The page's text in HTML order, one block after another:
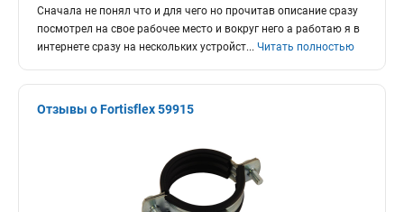
Сначала не понял что и для чего но прочитав описание сразу
посмотрел на свое рабочее место и вокруг него а работаю я в
интернете сразу на нескольких устройст... Читать полностью
Отзывы о Fortisflex 59915